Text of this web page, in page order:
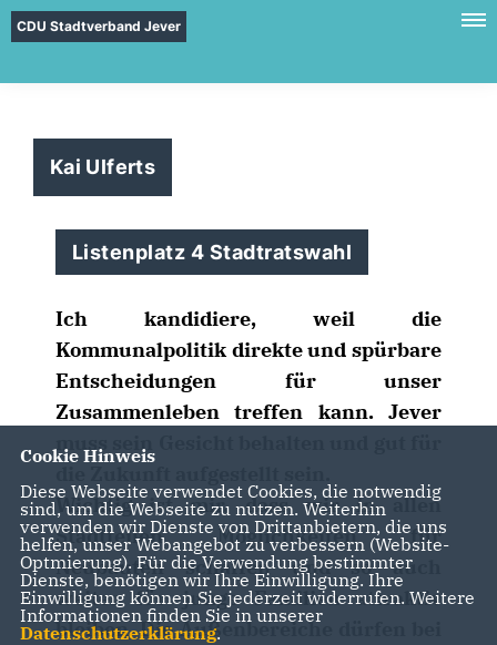
CDU Stadtverband Jever
Kai Ulferts
Listenplatz 4 Stadtratswahl
Ich kandidiere, weil die
Kommunalpolitik direkte und spürbare
Entscheidungen für unser
Zusammenleben treffen kann. Jever
muss sein Gesicht behalten und gut für
Wichtig ist mir, dass wir in allen
Stadtteilen Möglichkeiten für
Neubauten schaffen und so auch
weiter für junge Familien attraktiv
bleiben. Die Außenbereiche dürfen bei
Cookie Hinweis
Diese Webseite verwendet Cookies, die notwendig
sind, um die Webseite zu nutzen. Weiterhin
verwenden wir Dienste von Drittanbietern, die uns
helfen, unser Webangebot zu verbessern (Website-
Optmierung). Für die Verwendung bestimmter
Dienste, benötigen wir Ihre Einwilligung. Ihre
Einwilligung können Sie jederzeit widerrufen. Weitere
Informationen finden Sie in unserer
Datenschutzerklärung.